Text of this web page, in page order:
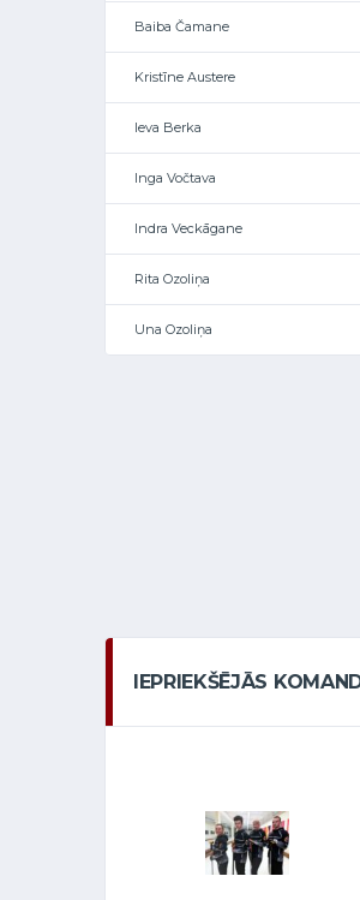
Baiba Čamane
Kristīne Austere
Ieva Berka
Inga Vočtava
Indra Veckāgane
Rita Ozoliņa
Una Ozoliņa
IEPRIEKŠĒJĀS